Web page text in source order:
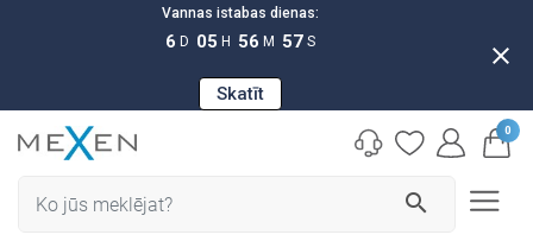
Vannas istabas dienas:
6 D 05 H 56 M 56 S
Skatīt
close
search
0